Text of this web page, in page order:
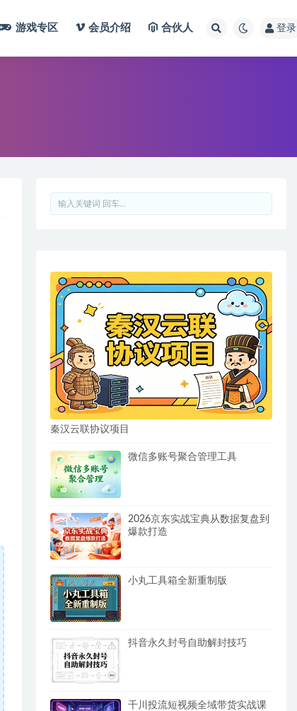
游戏专区 会员介绍 合伙人 登录
秦汉云联协议项目
微信多账号聚合管理工具
2026京东实战宝典从数据复盘到
爆款打造
小丸工具箱全新重制版
抖音永久封号自助解封技巧
千川投流短视频全域带货实战课